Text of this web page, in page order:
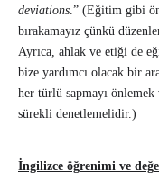
deviations.” (Eğitim gibi
bırakamayız çünkü
Ayrıca, ahlak ve etiği de
bize yardımcı olacak bir
her türlü sapmayı
sürekli denetlemelidir.)
İngilizce öğrenimi ve